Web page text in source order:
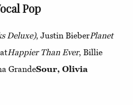
Pop
Deluxe), Justin BieberPlanet
Happier Than Ever, Billie
GrandeSour, Olivia